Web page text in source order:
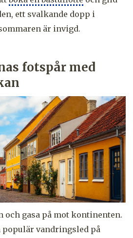
ett svalkande dopp i
är invigd.
fotspår med
och gasa på mot kontinenten.
populär vandringsled på